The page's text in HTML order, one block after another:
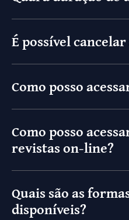
É possível
Como posso
Como posso
revistas on-line?
Quais são as
disponíveis?